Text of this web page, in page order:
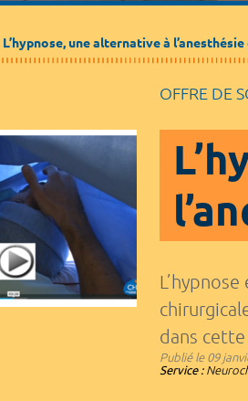
L’hypnose, une alternative à
OFFRE DE
dans
Publié le09
Service :